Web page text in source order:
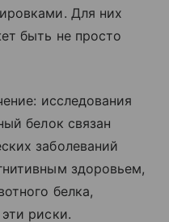
Для них
быть не просто
исследования
белок связан
заболеваний
здоровьем,
белка,
риски.